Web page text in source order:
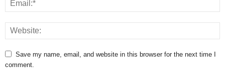
Save my name, email, and website in this browser for the next time I
comment.